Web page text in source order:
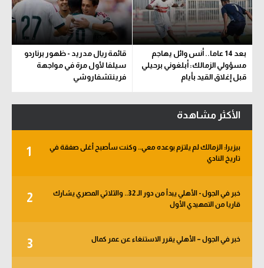
بعد 14 عاما.. أنس وائل يهاجم
مسؤولي الزمالك: أبلغوني برحيلي
قبل إغلاق القيد بأيام
قائمة ريال مدريد - ظهور برناردو
سيلفا لأول مرة في مواجهة
فرينتشفاروشي
الأكثر مشاهدة
1
بيزيرا: الزمالك لم يلتزم بوعده معي.. وكنت سأصبح أغلى صفقة في
تاريخ النادي
2
خبر في الجول - الأهلي يبدأ من دور الـ 32.. والثلاثي المصري يشارك
قاريا من التمهيدي الأول
3 خبر في الجول – الأهلي يقرر الاستنغاء عن عمر كمال